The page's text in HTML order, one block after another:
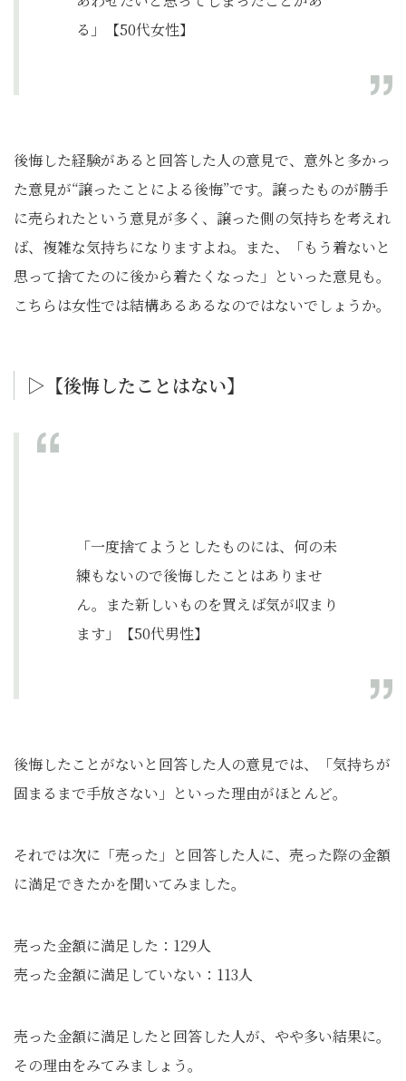
る」【50代女性】
後悔した経験があると回答した人の意見で、意外と多かっ
た意見が“譲ったことによる後悔”です。譲ったものが勝手
に売られたという意見が多く、譲った側の気持ちを考えれ
ば、複雑な気持ちになりますよね。また、「もう着ないと
思って捨てたのに後から着たくなった」といった意見も。
こちらは女性では結構あるあるなのではないでしょうか。
▷【後悔したことはない】
「一度捨てようとしたものには、何の未
練もないので後悔したことはありませ
ん。また新しいものを買えば気が収まり
ます」【50代男性】
後悔したことがないと回答した人の意見では、「気持ちが
固まるまで手放さない」といった理由がほとんど。
それでは次に「売った」と回答した人に、売った際の金額
に満足できたかを聞いてみました。
売った金額に満足した：129人
売った金額に満足していない：113人
売った金額に満足したと回答した人が、やや多い結果に。
その理由をみてみましょう。